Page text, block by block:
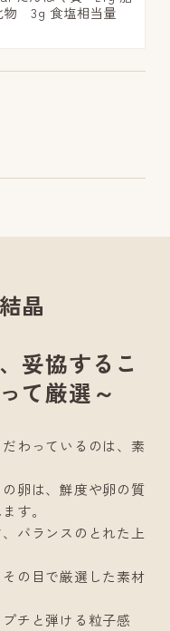
物 3g 食塩相当量
晶
妥協するこ
て厳選～
わっているのは、素
卵は、鮮度や卵の質
す。
バランスのとれた上
の目で厳選した素材
チと弾ける粒子感